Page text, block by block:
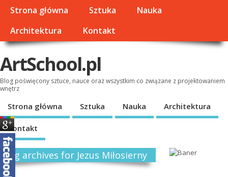
Strona główna Sztuka
Nauka
Architektura
Kontakt
ArtSchool.pl
Blog poświęcony sztuce, nauce oraz wszystkim co związane z projektowaniem
wnętrz
Strona główna Sztuka Nauka Architektura
Kontakt
Tag archives for Jezus Miłosierny